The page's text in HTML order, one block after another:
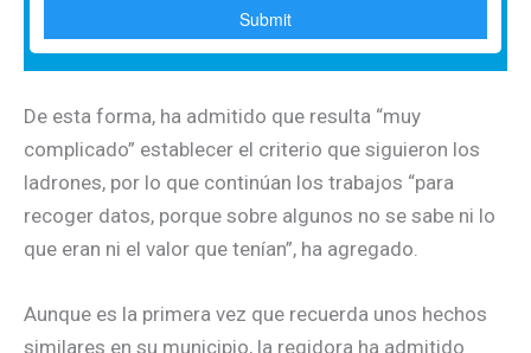
De esta forma, ha admitido que resulta “muy
complicado” establecer el criterio que siguieron los
ladrones, por lo que continúan los trabajos “para
recoger datos, porque sobre algunos no se sabe ni lo
que eran ni el valor que tenían”, ha agregado.
Aunque es la primera vez que recuerda unos hechos
similares en su municipio, la regidora ha admitido